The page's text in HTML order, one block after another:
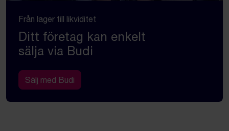
Från lager till likviditet
Ditt företag kan enkelt
sälja via Budi
Sälj med Budi